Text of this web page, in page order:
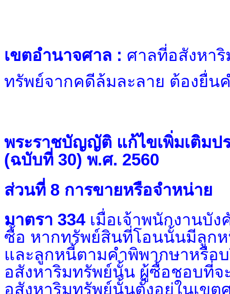
เขตอำนาจศาล : ศาลที่อสังหา
ทรัพย์จากคดีล้มละลาย ต้องยื่น
พระราชบัญญัติ แก้ไขเพิ่มเติม
(ฉบับที่ 30) พ.ศ. 2560
ส่วนที่ 8 การขายหรือจำหน่าย
มาตรา 334เมื่อเจ้าพนักงานบั
ซื้อ หากทรัพย์สินที่โอนนั้นมีลูก
และลูกหนี้ตามคําพิพากษาหรือ
อสังหาริมทรัพย์นั้น ผู้ซื้อชอบที่จ
อสังหาริมทรัพย์นั้นตั้งอยู่ในเข